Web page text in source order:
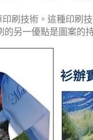
刷技術。這種印刷
另一優點是圖案的